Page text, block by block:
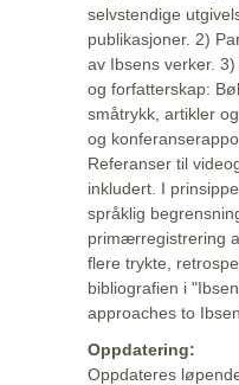
selvstendige
publikasjoner. 2)
av Ibsens verker.
og forfatterskap:
småtrykk, artikler
og
Referanser til
inkludert. I
språklig
primærregistrering
flere trykte,
bibliografien i
approaches to
Oppdatering:
Oppdateres